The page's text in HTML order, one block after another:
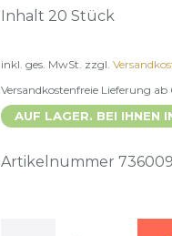
Inhalt 20 Stück
inkl. ges. MwSt. zzgl.
Versandkostenfreie Lieferung
AUF LAGER. BEI IHNEN
Artikelnummer